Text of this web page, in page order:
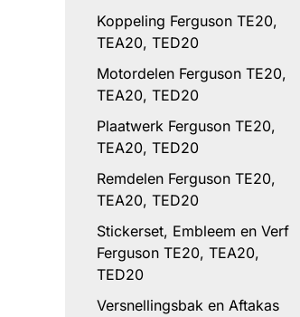
Koppeling Ferguson TE20,
TEA20, TED20
Motordelen Ferguson TE20,
TEA20, TED20
Plaatwerk Ferguson TE20,
TEA20, TED20
Remdelen Ferguson TE20,
TEA20, TED20
Stickerset, Embleem en Verf
Ferguson TE20, TEA20,
TED20
Versnellingsbak en Aftakas